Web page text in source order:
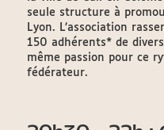
seule structure à
Lyon. L’association
150 adhérents* de
même passion pour ce
fédérateur.